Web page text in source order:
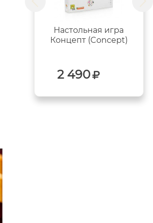
Настольная игра
Концепт (Concept)
2 490